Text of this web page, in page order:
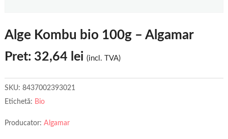
Alge Kombu bio 100g – Algamar
Pret: 32,64 lei (incl. TVA)
SKU: 8437002393021
Etichetă: Bio
Producator: Algamar